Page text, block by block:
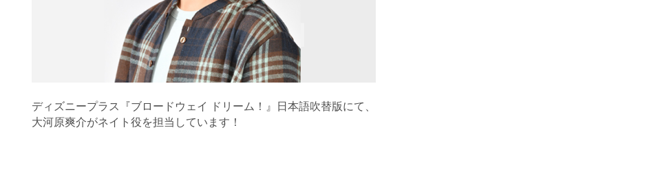
ディズニープラス『ブロードウェイ ドリーム！』日本語吹替版にて、
大河原爽介がネイト役を担当しています！